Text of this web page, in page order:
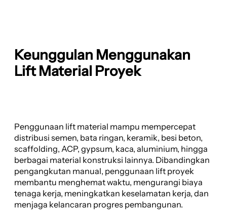
Keunggulan Menggunakan
Lift Material Proyek
Penggunaan lift material mampu mempercepat
distribusi semen, bata ringan, keramik, besi beton,
scaffolding, ACP, gypsum, kaca, aluminium, hingga
berbagai material konstruksi lainnya. Dibandingkan
pengangkutan manual, penggunaan lift proyek
membantu menghemat waktu, mengurangi biaya
tenaga kerja, meningkatkan keselamatan kerja, dan
menjaga kelancaran progres pembangunan.